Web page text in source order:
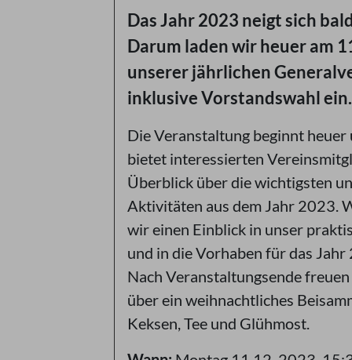
Das Jahr 2023 neigt sich
Darum laden wir heuer am
unserer jährlichen
inklusive Vorstandswahl ein.
Die Veranstaltung beginnt
bietet interessierten
Überblick über die wichtigsten
Aktivitäten aus dem Jahr 2023.
wir einen Einblick in unser
und in die Vorhaben für das Jahr
Nach Veranstaltungsende
über ein weihnachtliches
Keksen, Tee und Glühmost.